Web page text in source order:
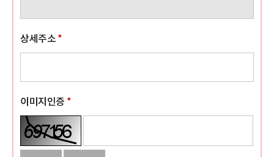
상세주소 *
이미지인증 *